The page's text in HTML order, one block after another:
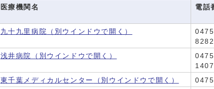
医療機関名 電話
九十九里病院 （別ウインドウで開く）
8282
浅井病院 （別ウインドウで開く）
1407
東千葉メディカルセンター （別ウインドウで開く）